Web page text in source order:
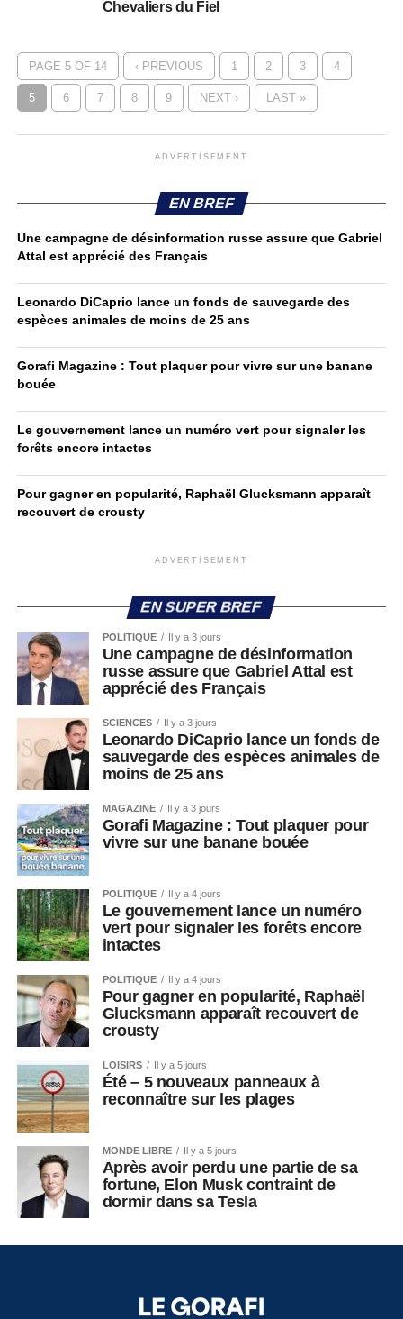
Chevaliers du Fiel
PAGE 5 OF 14 ‹ PREVIOUS 1 2 3 4
5 6 7 8 9 NEXT › LAST »
ADVERTISEMENT
EN BREF
Une campagne de désinformation russe assure que Gabriel
Attal est apprécié des Français
Leonardo DiCaprio lance un fonds de sauvegarde des
espèces animales de moins de 25 ans
Gorafi Magazine : Tout plaquer pour vivre sur une banane
bouée
Le gouvernement lance un numéro vert pour signaler les
forêts encore intactes
Pour gagner en popularité, Raphaël Glucksmann apparaît
recouvert de crousty
ADVERTISEMENT
EN SUPER BREF
POLITIQUE Il y a 3 jours
Une campagne de désinformation
russe assure que Gabriel Attal est
apprécié des Français
SCIENCES Il y a 3 jours
Leonardo DiCaprio lance un fonds de
sauvegarde des espèces animales de
moins de 25 ans
MAGAZINE Il y a 3 jours
Gorafi Magazine : Tout plaquer pour
vivre sur une banane bouée
POLITIQUE Il y a 4 jours
Le gouvernement lance un numéro
vert pour signaler les forêts encore
intactes
POLITIQUE Il y a 4 jours
Pour gagner en popularité, Raphaël
Glucksmann apparaît recouvert de
crousty
LOISIRS Il y a 5 jours
Été – 5 nouveaux panneaux à
reconnaître sur les plages
MONDE LIBRE Il y a 5 jours
Après avoir perdu une partie de sa
fortune, Elon Musk contraint de
dormir dans sa Tesla